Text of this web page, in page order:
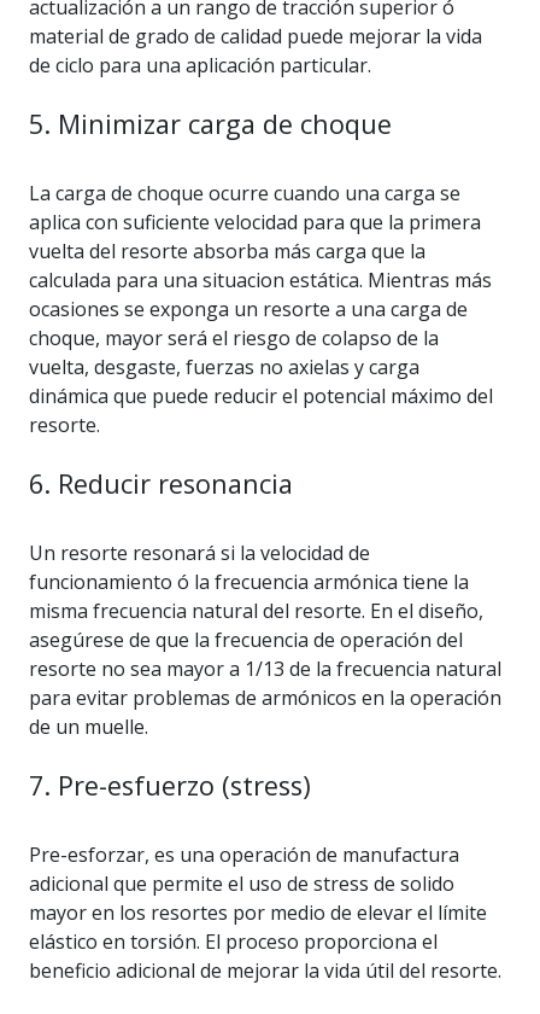
actualización a un rango de tracción superior ó
material de grado de calidad puede mejorar la vida
de ciclo para una aplicación particular.
5. Minimizar carga de choque
La carga de choque ocurre cuando una carga se
aplica con suficiente velocidad para que la primera
vuelta del resorte absorba más carga que la
calculada para una situacion estática. Mientras más
ocasiones se exponga un resorte a una carga de
choque, mayor será el riesgo de colapso de la
vuelta, desgaste, fuerzas no axielas y carga
dinámica que puede reducir el potencial máximo del
resorte.
6. Reducir resonancia
Un resorte resonará si la velocidad de
funcionamiento ó la frecuencia armónica tiene la
misma frecuencia natural del resorte. En el diseño,
asegúrese de que la frecuencia de operación del
resorte no sea mayor a 1/13 de la frecuencia natural
para evitar problemas de armónicos en la operación
de un muelle.
7. Pre-esfuerzo (stress)
Pre-esforzar, es una operación de manufactura
adicional que permite el uso de stress de solido
mayor en los resortes por medio de elevar el límite
elástico en torsión. El proceso proporciona el
beneficio adicional de mejorar la vida útil del resorte.